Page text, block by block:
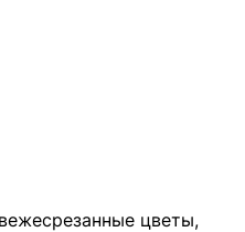
цветы,